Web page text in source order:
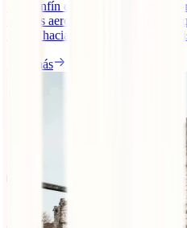
y un sinfín de cosas interesantes
muchas aerolíneas, incluyendo las
rumbo hacia ahí para que puedas
Leer más